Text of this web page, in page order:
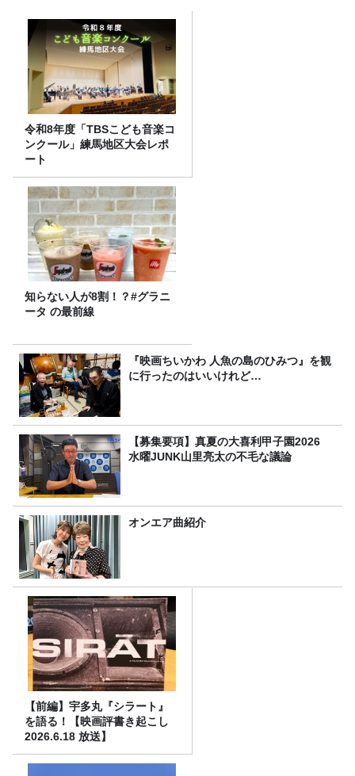
令和8年度「TBSこども音楽コ
ンクール」練馬地区大会レポ
ート
知らない人が8割！？#グラニ
ータ の最前線
『映画ちいかわ 人魚の島のひみつ』を観
に行ったのはいいけれど…
【募集要項】真夏の大喜利甲子園2026
水曜JUNK山里亮太の不毛な議論
オンエア曲紹介
【前編】宇多丸『シラート』
を語る！【映画評書き起こし
2026.6.18 放送】